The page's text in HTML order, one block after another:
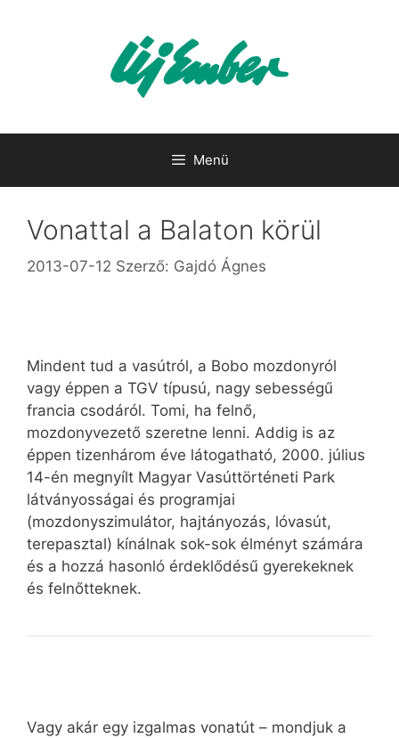
Menü
Vonattal a Balaton körül
2013-07-12 Szerző: Gajdó Ágnes
Mindent tud a vasútról, a Bobo mozdonyról
vagy éppen a TGV típusú, nagy sebességű
francia csodáról. Tomi, ha felnő,
mozdonyvezető szeretne lenni. Addig is az
éppen tizenhárom éve látogatható, 2000. július
14-én megnyílt Magyar Vasúttörténeti Park
látványosságai és programjai
(mozdonyszimulátor, hajtányozás, lóvasút,
terepasztal) kínálnak sok-sok élményt számára
és a hozzá hasonló érdeklődésű gyerekeknek
és felnőtteknek.
Vagy akár egy izgalmas vonatút – mondjuk a